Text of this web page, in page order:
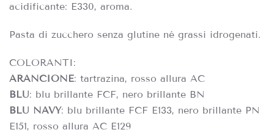
acidificante: E330, aroma.
Pasta di zucchero senza glutine né grassi idrogenati.
COLORANTI:
ARANCIONE: tartrazina, rosso allura AC
BLU: blu brillante FCF, nero brillante BN
BLU NAVY: blu brillante FCF E133, nero brillante PN
E151, rosso allura AC E129